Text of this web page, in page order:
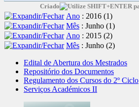
Criado
Ano : 2016 ‎(1)
Mês : Junho ‎(1)
Ano : 2015 ‎(2)
Mês : Junho ‎(2)
Edital de Abertura dos Mestrados
Repositório dos Documentos
Regulamento dos Cursos do 2º Ciclo
Serviços Académicos II